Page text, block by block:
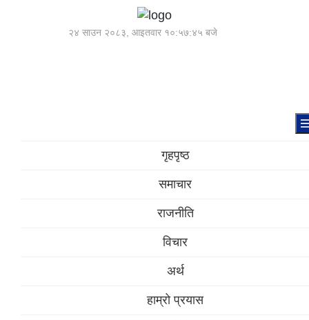
२४ साउन २०८३, आइतवार १०:५७:४६ बजे
गृहपृष्ठ
समाचार
राजनीति
विचार
अर्थ
हाम्रो प्रयास